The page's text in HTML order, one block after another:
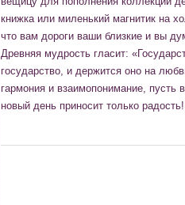
книжка или миленький магнитик на
что вам дороги ваши близкие и вы
Древняя мудрость гласит:
государство, и держится оно на
гармония и взаимопонимание,
новый день приносит только радость!